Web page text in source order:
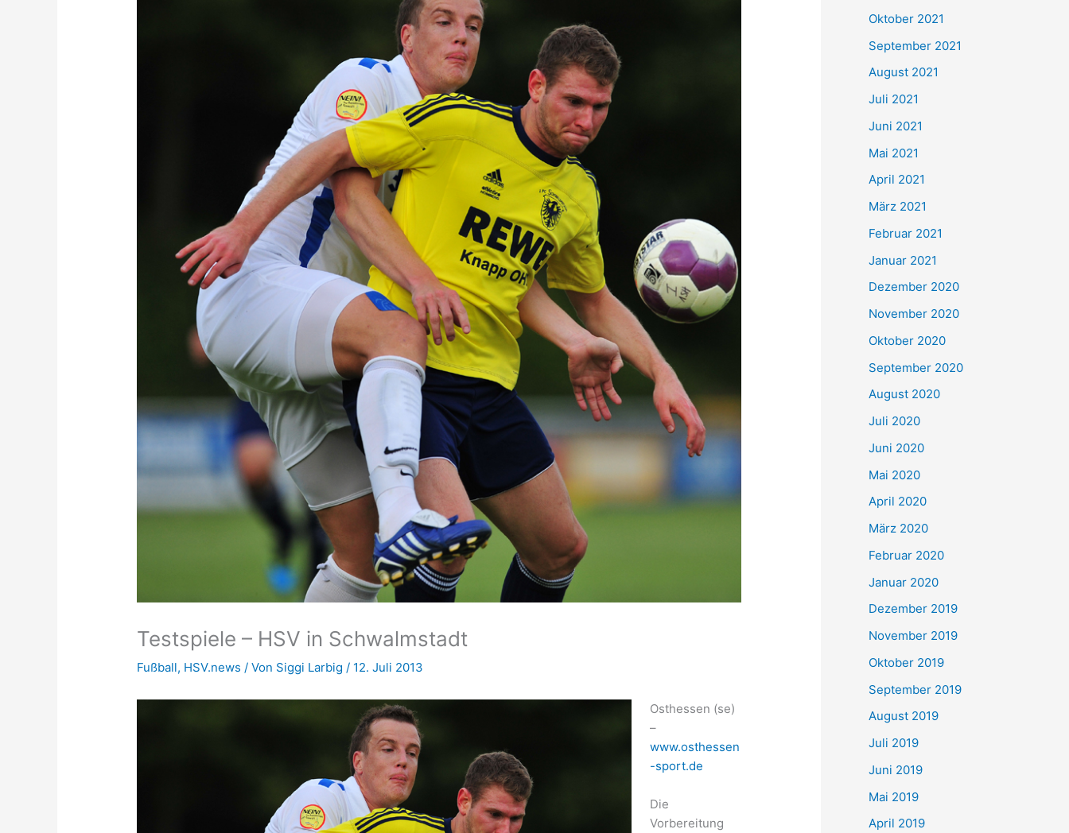
Testspiele – HSV in Schwalmstadt
Fußball, HSV.news / Von Siggi Larbig / 12. Juli 2013
Osthessen (se)
–
www.osthessen
-sport.de
Die
Vorbereitung
e
n
h
:
Oktober 2021
September 2021
August 2021
Juli 2021
Juni 2021
Mai 2021
April 2021
März 2021
Februar 2021
Januar 2021
Dezember 2020
November 2020
Oktober 2020
September 2020
August 2020
Juli 2020
Juni 2020
Mai 2020
April 2020
März 2020
Februar 2020
Januar 2020
Dezember 2019
November 2019
Oktober 2019
September 2019
August 2019
Juli 2019
Juni 2019
Mai 2019
April 2019